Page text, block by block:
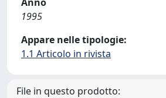
1995
Appare nelle tipologie:
1.1 Articolo in rivista
File in questo prodotto: